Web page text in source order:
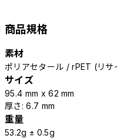
商品規格
素材
ポリアセタール / rPET (リ
サイズ
95.4 mm x 62 mm
厚さ: 6.7 mm
重量
53.2g ± 0.5g